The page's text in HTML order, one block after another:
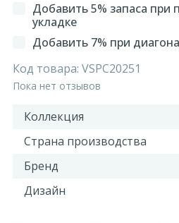
Добавить 5% запаса при
укладке
Добавить 7% при
Код товара: VSPC20251
Пока нет отзывов
Коллекция
Страна производства
Бренд
Дизайн